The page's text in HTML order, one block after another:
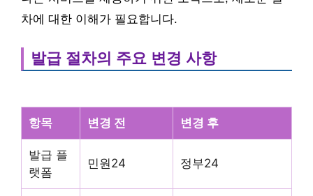
차에 대한 이해가 필요합니다.
발급 절차의 주요 변경 사항
항목 변경 전 변경 후
발급 플
랫폼
민원24 정부24